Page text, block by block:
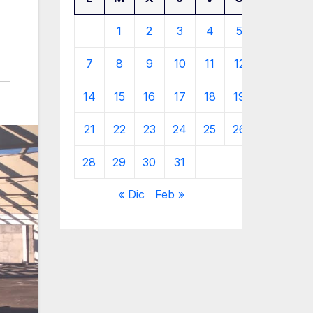
1 2 3 4 5
7 8 9 10 11 12
14 15 16 17 18 19
21 22 23 24 25 26
28 29 30 31
« Dic Feb »